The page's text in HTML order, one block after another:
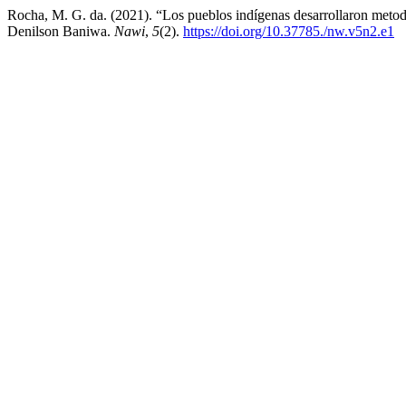
Rocha, M. G. da. (2021). “Los pueblos indígenas desarrollaron
Denilson Baniwa. Nawi, 5(2). https://doi.org/10.37785./nw.v5n2.e1